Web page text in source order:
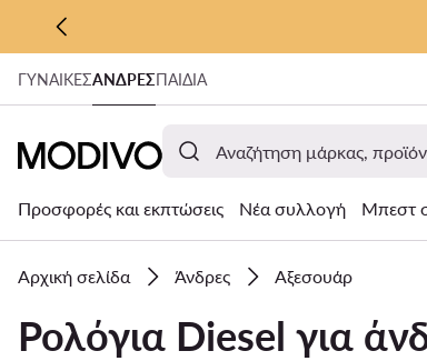
ΜΕΤΆΒΑΣΗ ΣΤΟ ΚΎΡΙΟ ΠΕΡΙΕΧΌΜΕΝΟ
ΜΕΤΆΒΑΣΗ ΣΤΗΝ ΑΝΑΖΉΤΗΣΗ
ΓΥΝΑΊΚΕΣΑΝΔΡΕΣΠΑΙΔΙΑ
Προσφορές και εκπτώσεις Νέα συλλογή Μπεστ
Αρχική σελίδα Άνδρες Αξεσουάρ
Ρολόγια Diesel για